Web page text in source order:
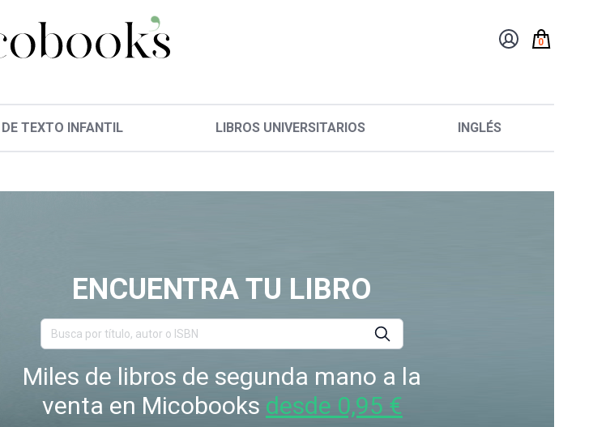
0
TEXTO INFANTIL LIBROS UNIVERSITARIOS INGLÉS
ENCUENTRA TU LIBRO
Miles de libros de segunda mano a la
venta en Micobooks desde 0,95 €